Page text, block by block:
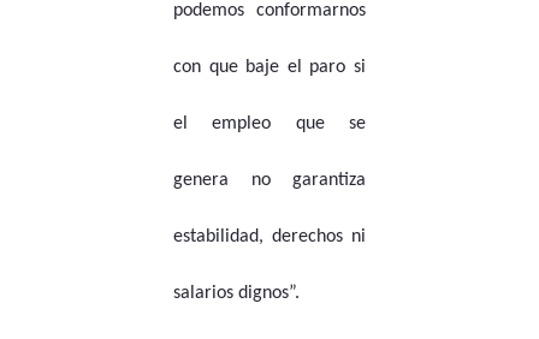
podemos conformarnos
con que baje el paro si
el empleo que se
genera no garantiza
estabilidad, derechos ni
salarios dignos”.